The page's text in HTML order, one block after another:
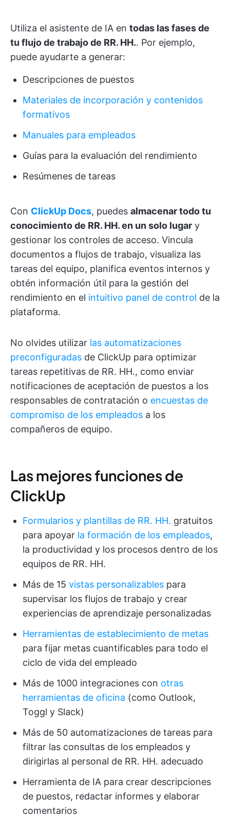
Utiliza el asistente de IA en todas las fases de
tu flujo de trabajo de RR. HH.. Por ejemplo,
puede ayudarte a generar:
Descripciones de puestos
Materiales de incorporación y contenidos
formativos
Manuales para empleados
Guías para la evaluación del rendimiento
Resúmenes de tareas
Con ClickUp Docs, puedes almacenar todo tu
conocimiento de RR. HH. en un solo lugar y
gestionar los controles de acceso. Vincula
documentos a flujos de trabajo, visualiza las
tareas del equipo, planifica eventos internos y
obtén información útil para la gestión del
rendimiento en el intuitivo panel de control de la
plataforma.
No olvides utilizar las automatizaciones
preconfiguradas de ClickUp para optimizar
tareas repetitivas de RR. HH., como enviar
notificaciones de aceptación de puestos a los
responsables de contratación o encuestas de
compromiso de los empleados a los
compañeros de equipo.
Las mejores funciones de
ClickUp
Formularios y plantillas de RR. HH. gratuitos
para apoyar la formación de los empleados,
la productividad y los procesos dentro de los
equipos de RR. HH.
Más de 15 vistas personalizables para
supervisar los flujos de trabajo y crear
experiencias de aprendizaje personalizadas
Herramientas de establecimiento de metas
para fijar metas cuantificables para todo el
ciclo de vida del empleado
Más de 1000 integraciones con otras
herramientas de oficina (como Outlook,
Toggl y Slack)
Más de 50 automatizaciones de tareas para
filtrar las consultas de los empleados y
dirigirlas al personal de RR. HH. adecuado
Herramienta de IA para crear descripciones
de puestos, redactar informes y elaborar
comentarios